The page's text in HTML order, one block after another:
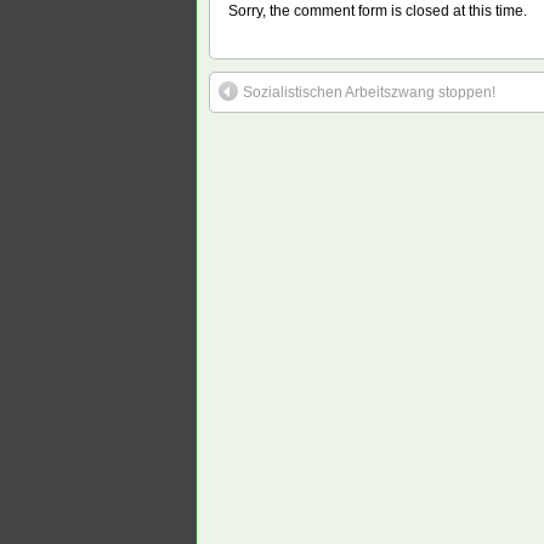
Sorry, the comment form is closed at this time.
Sozialistischen Arbeitszwang stoppen!